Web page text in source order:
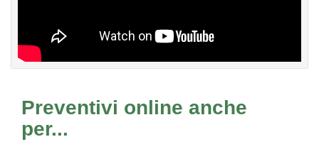
Preventivi online anche
per...